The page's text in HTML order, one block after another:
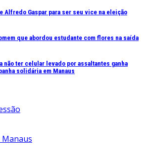
Alfredo Gaspar para ser seu vice na eleição
que abordou estudante com flores na saída
não ter celular levado por assaltantes ganha
solidária em Manaus